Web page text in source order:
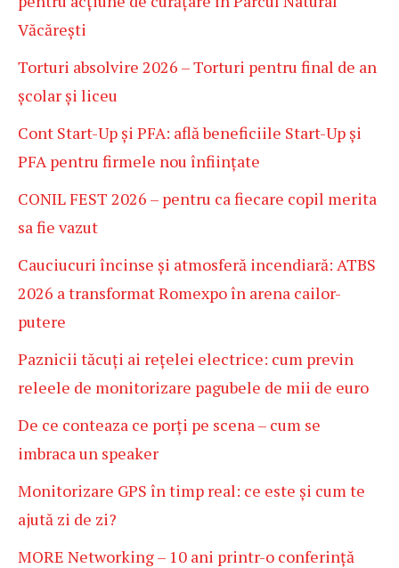
Văcărești
Torturi absolvire 2026 – Torturi pentru final de an
școlar și liceu
Cont Start-Up și PFA: află beneficiile Start-Up și
PFA pentru firmele nou înființate
CONIL FEST 2026 – pentru ca fiecare copil merita
sa fie vazut
Cauciucuri încinse și atmosferă incendiară: ATBS
2026 a transformat Romexpo în arena cailor-
putere
Paznicii tăcuți ai rețelei electrice: cum previn
releele de monitorizare pagubele de mii de euro
De ce conteaza ce porți pe scena – cum se
imbraca un speaker
Monitorizare GPS în timp real: ce este și cum te
ajută zi de zi?
MORE Networking – 10 ani printr-o conferință